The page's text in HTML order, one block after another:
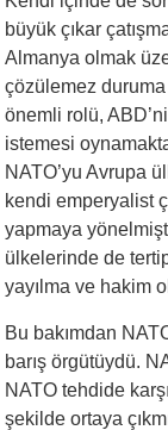
büyük çıkar
Almanya olmak
çözülemez duruma
önemli rolü,
istemesi
NATO’yu Avrupa
kendi emperyalist
yapmaya
ülkelerinde de
yayılma ve hakim
Bu bakımdan
barış örgütüydü.
NATO tehdide
şekilde ortaya